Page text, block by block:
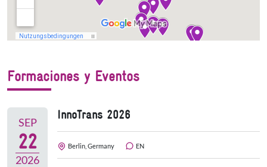
Formaciones y Eventos
SEP
22
2026
InnoTrans 2026
Berlin, Germany EN